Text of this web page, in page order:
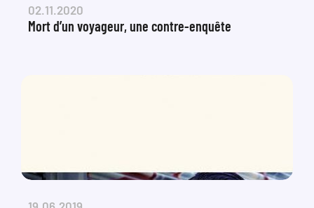
02.11.2020
Mort d’un voyageur, une contre-enquête